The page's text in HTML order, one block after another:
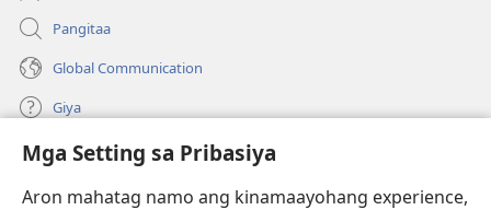
Mga Setting sa Pribasiya
Aron mahatag namo ang kinamaayohang experience,
Pangitaa
Global Communication
Giya
Donasyon
(mo-
open